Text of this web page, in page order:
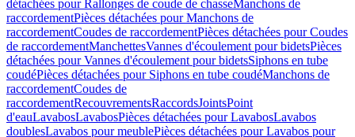
détachées pour Rallonges de coude de chasseManchons de
raccordementPièces détachées pour Manchons de
raccordementCoudes de raccordementPièces détachées pour Coudes
de raccordementManchettesVannes d'écoulement pour bidetsPièces
détachées pour Vannes d'écoulement pour bidetsSiphons en tube
coudéPièces détachées pour Siphons en tube coudéManchons de
raccordementCoudes de
raccordementRecouvrementsRaccordsJointsPoint
d'eauLavabosLavabosPièces détachées pour LavabosLavabos
doublesLavabos pour meublePièces détachées pour Lavabos pour